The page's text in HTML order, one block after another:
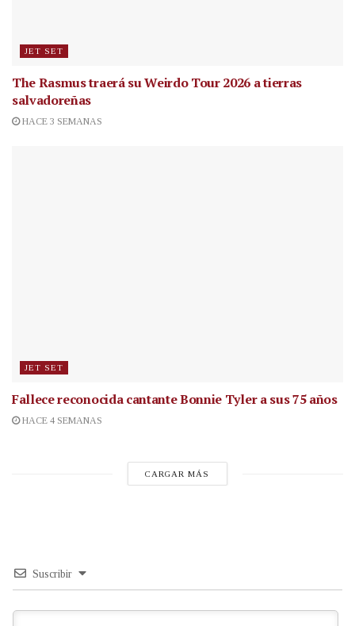
JET SET
The Rasmus traerá su Weirdo Tour 2026 a tierras
salvadoreñas
HACE 3 SEMANAS
JET SET
Fallece reconocida cantanteBonnie Tyler a sus 75 años
HACE 4 SEMANAS
CARGAR MÁS
Suscribir